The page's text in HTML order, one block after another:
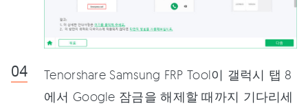
Tenorshare Samsung FRP Tool이 갤럭시 탭 8
에서 Google 잠금을 해제할 때까지 기다리세